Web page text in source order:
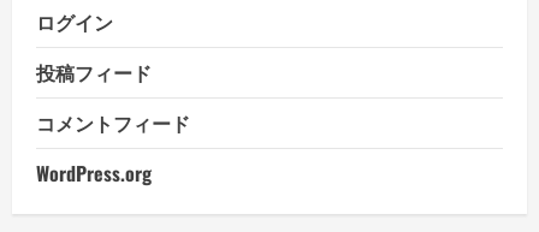
ログイン
投稿フィード
コメントフィード
WordPress.org